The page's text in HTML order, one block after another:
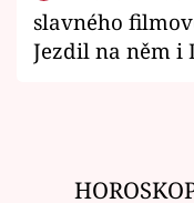
slavného
Jezdil na něm i